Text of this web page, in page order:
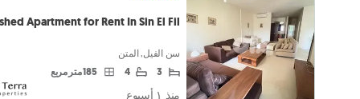
Apartment for Rent In Sin El Fil
سن الفيل, المتن
3
4 185 متر مربع
منذ ١ أسبوع